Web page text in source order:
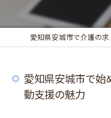
愛知県安城市
愛知県安城市で始
動支援の魅力